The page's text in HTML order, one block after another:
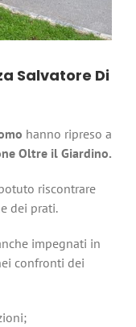
Salvatore Di
hanno ripreso a
Oltre il Giardino.
riscontrare
dei prati.
impegnati in
confronti dei